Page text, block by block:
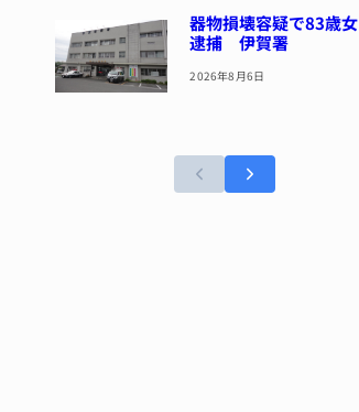
器物損壊容疑で83歳女
逮捕 伊賀署
2026年8月6日